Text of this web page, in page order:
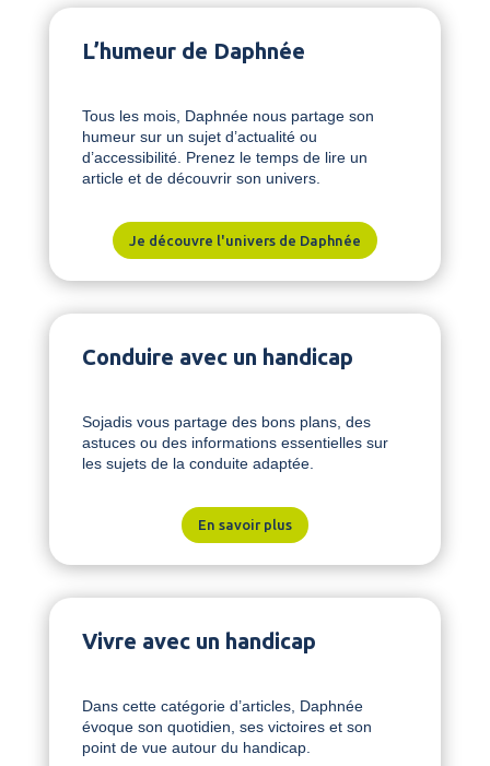
L’humeur de Daphnée
Tous les mois, Daphnée nous partage son
humeur sur un sujet d’actualité ou
d’accessibilité. Prenez le temps de lire un
article et de découvrir son univers.
Je découvre l'univers de Daphnée
Conduire avec un handicap
Sojadis vous partage des bons plans, des
astuces ou des informations essentielles sur
les sujets de la conduite adaptée.
En savoir plus
Vivre avec un handicap
Dans cette catégorie d’articles, Daphnée
évoque son quotidien, ses victoires et son
point de vue autour du handicap.